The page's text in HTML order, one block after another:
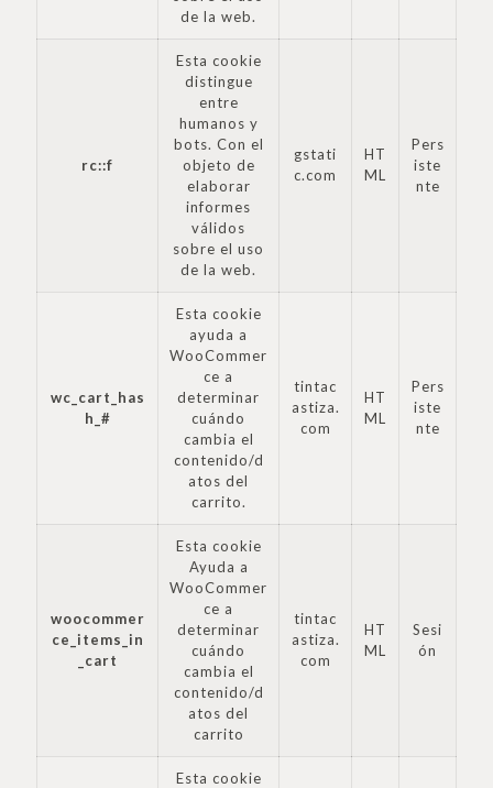
de la web.
rc::f
Esta cookie
distingue
entre
humanos y
bots. Con el
objeto de
elaborar
informes
válidos
sobre el uso
de la web.
gstati
c.com
HT
ML
Pers
iste
nte
wc_cart_has
h_#
Esta cookie
ayuda a
WooCommer
ce a
determinar
cuándo
cambia el
contenido/d
atos del
carrito.
tintac
astiza.
com
HT
ML
Pers
iste
nte
woocommer
ce_items_in
_cart
Esta cookie
Ayuda a
WooCommer
ce a
determinar
cuándo
cambia el
contenido/d
atos del
carrito
tintac
astiza.
com
HT
ML
Sesi
ón
Esta cookie